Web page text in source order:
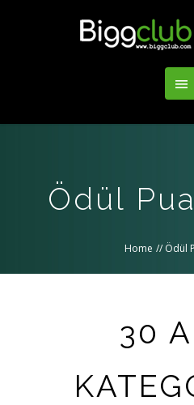
Ödül
Home // Ödül
30